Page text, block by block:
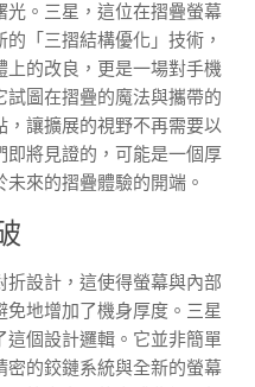
光。三星，這位在摺疊螢幕
「三摺結構優化」技術，
上的改良，更是一場對手機
圖在摺疊的魔法與攜帶的
讓擴展的視野不再需要以
將見證的，可能是一個厚
來的摺疊體驗的開端。
設計，這使得螢幕與內部
地增加了機身厚度。三星
這個設計邏輯。它並非簡單
的鉸鏈系統與全新的螢幕